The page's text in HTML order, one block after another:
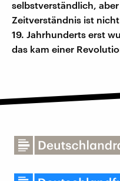
selbstverständlich,
Zeitverständnis ist
19. Jahrhunderts erst
das kam einer